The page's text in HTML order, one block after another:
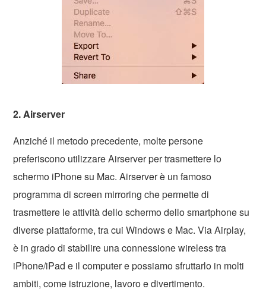
2.Airserver
Anziché il metodo precedente, molte persone
preferiscono utilizzare Airserver per trasmettere lo
schermo iPhone su Mac. Airserver è un famoso
programma di screen mirroring che permette di
trasmettere le attività dello schermo dello smartphone su
diverse piattaforme, tra cui Windows e Mac. Via Airplay,
è in grado di stabilire una connessione wireless tra
iPhone/iPad e il computer e possiamo sfruttarlo in molti
ambiti, come istruzione, lavoro e divertimento.